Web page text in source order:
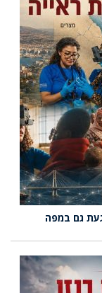
גם במפה